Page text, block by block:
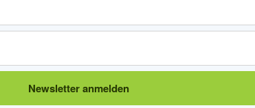
Newsletter anmelden